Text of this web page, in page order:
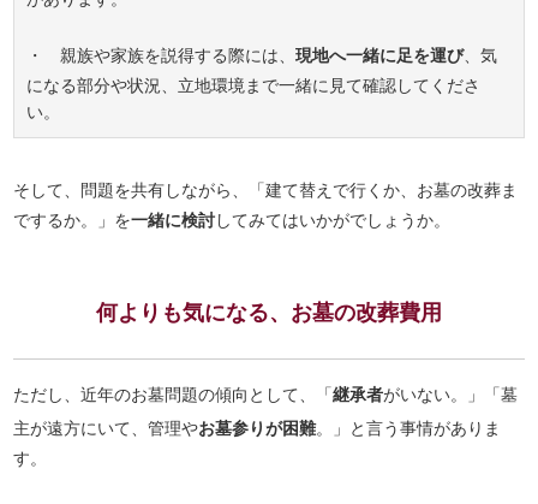
・ 親族や家族を説得する際には、現地へ一緒に足を運び、気
になる部分や状況、立地環境まで一緒に見て確認してくださ
い。
そして、問題を共有しながら、「建て替えで行くか、お墓の改葬ま
でするか。」を一緒に検討してみてはいかがでしょうか。
何よりも気になる、お墓の改葬費用
ただし、近年のお墓問題の傾向として、「継承者がいない。」「墓
主が遠方にいて、管理やお墓参りが困難。」と言う事情がありま
す。